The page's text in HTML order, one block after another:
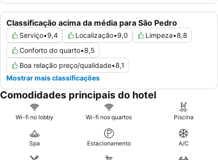
Classificação acima da média para São Pedro
Serviço•9,4 Localização•9,0 Limpeza•8,8
Conforto do quarto•8,5
Boa relação preço/qualidade•8,1
Mostrar mais classificações
Comodidades principais do hotel
Wi-fi no lobby Wi-fi nos quartos Piscina
Spa Estacionamento A/C